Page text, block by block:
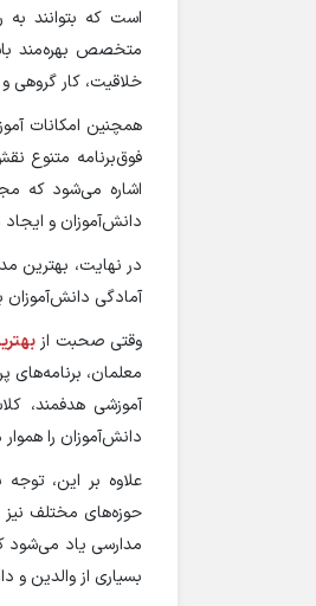
است که بتوانند
متخصص بهره‌مند
خلاقیت، کار گروهی
همچنین امکانات
فوق‌برنامه متنوع
اشاره می‌شود که
دانش‌آموزان و ایجاد
در نهایت، بهترین
آمادگی دانش‌آموزان
وقتی صحبت از
معلمان، برنامه‌های
آموزشی هدفمند،
دانش‌آموزان را
علاوه بر این،
حوزه‌های مختلف نیز
مدارسی یاد می‌شود
بسیاری از والدین و